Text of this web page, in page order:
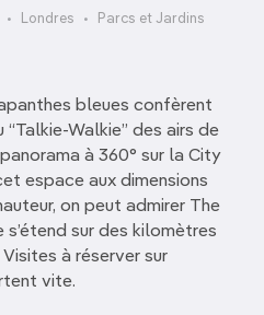
Londres
Parcs et Jardins
bleues confèrent
Walkie” des airs de
à 360° sur la City
espace aux dimensions
on peut admirer The
sur des kilomètres
Visites à réserver sur
vite.